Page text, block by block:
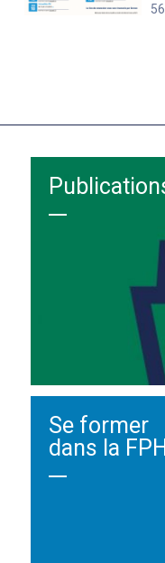
Se former
dans la FPH